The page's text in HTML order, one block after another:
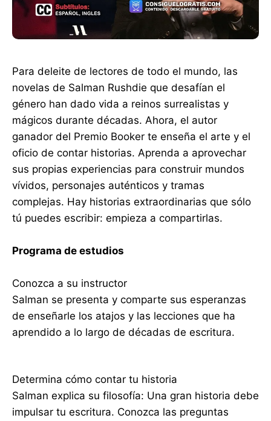
Para deleite de lectores de todo el mundo, las
novelas de Salman Rushdie que desafían el
género han dado vida a reinos surrealistas y
mágicos durante décadas. Ahora, el autor
ganador del Premio Booker te enseña el arte y el
oficio de contar historias. Aprenda a aprovechar
sus propias experiencias para construir mundos
vívidos, personajes auténticos y tramas
complejas. Hay historias extraordinarias que sólo
tú puedes escribir: empieza a compartirlas.
Programa de estudios
Conozca a su instructor
Salman se presenta y comparte sus esperanzas
de enseñarle los atajos y las lecciones que ha
aprendido a lo largo de décadas de escritura.
Determina cómo contar tu historia
Salman explica su filosofía: Una gran historia debe
impulsar tu escritura. Conozca las preguntas